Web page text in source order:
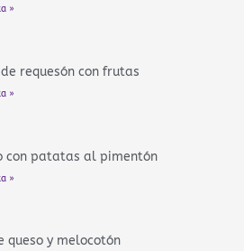
»
de requesón con frutas
»
con patatas al pimentón
»
queso y melocotón